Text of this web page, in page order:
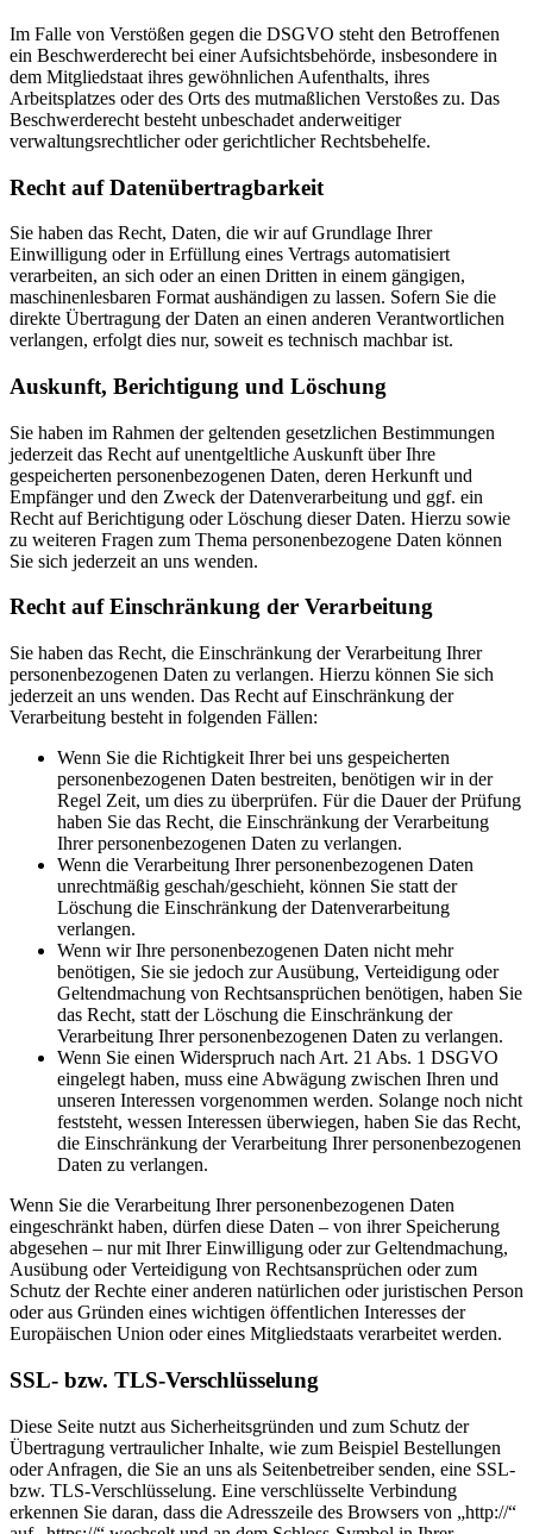
Im Falle von Verstößen gegen die DSGVO steht den Betroffenen
ein Beschwerderecht bei einer Aufsichtsbehörde, insbesondere in
dem Mitgliedstaat ihres gewöhnlichen Aufenthalts, ihres
Arbeitsplatzes oder des Orts des mutmaßlichen Verstoßes zu. Das
Beschwerderecht besteht unbeschadet anderweitiger
verwaltungsrechtlicher oder gerichtlicher Rechtsbehelfe.
Recht auf Daten­übertrag­barkeit
Sie haben das Recht, Daten, die wir auf Grundlage Ihrer
Einwilligung oder in Erfüllung eines Vertrags automatisiert
verarbeiten, an sich oder an einen Dritten in einem gängigen,
maschinenlesbaren Format aushändigen zu lassen. Sofern Sie die
direkte Übertragung der Daten an einen anderen Verantwortlichen
verlangen, erfolgt dies nur, soweit es technisch machbar ist.
Auskunft, Berichtigung und Löschung
Sie haben im Rahmen der geltenden gesetzlichen Bestimmungen
jederzeit das Recht auf unentgeltliche Auskunft über Ihre
gespeicherten personenbezogenen Daten, deren Herkunft und
Empfänger und den Zweck der Datenverarbeitung und ggf. ein
Recht auf Berichtigung oder Löschung dieser Daten. Hierzu sowie
zu weiteren Fragen zum Thema personenbezogene Daten können
Sie sich jederzeit an uns wenden.
Recht auf Einschränkung der Verarbeitung
Sie haben das Recht, die Einschränkung der Verarbeitung Ihrer
personenbezogenen Daten zu verlangen. Hierzu können Sie sich
jederzeit an uns wenden. Das Recht auf Einschränkung der
Verarbeitung besteht in folgenden Fällen:
Wenn Sie die Richtigkeit Ihrer bei uns gespeicherten
personenbezogenen Daten bestreiten, benötigen wir in der
Regel Zeit, um dies zu überprüfen. Für die Dauer der Prüfung
haben Sie das Recht, die Einschränkung der Verarbeitung
Ihrer personenbezogenen Daten zu verlangen.
Wenn die Verarbeitung Ihrer personenbezogenen Daten
unrechtmäßig geschah/geschieht, können Sie statt der
Löschung die Einschränkung der Datenverarbeitung
verlangen.
Wenn wir Ihre personenbezogenen Daten nicht mehr
benötigen, Sie sie jedoch zur Ausübung, Verteidigung oder
Geltendmachung von Rechtsansprüchen benötigen, haben Sie
das Recht, statt der Löschung die Einschränkung der
Verarbeitung Ihrer personenbezogenen Daten zu verlangen.
Wenn Sie einen Widerspruch nach Art. 21 Abs. 1 DSGVO
eingelegt haben, muss eine Abwägung zwischen Ihren und
unseren Interessen vorgenommen werden. Solange noch nicht
feststeht, wessen Interessen überwiegen, haben Sie das Recht,
die Einschränkung der Verarbeitung Ihrer personenbezogenen
Daten zu verlangen.
Wenn Sie die Verarbeitung Ihrer personenbezogenen Daten
eingeschränkt haben, dürfen diese Daten – von ihrer Speicherung
abgesehen – nur mit Ihrer Einwilligung oder zur Geltendmachung,
Ausübung oder Verteidigung von Rechtsansprüchen oder zum
Schutz der Rechte einer anderen natürlichen oder juristischen Person
oder aus Gründen eines wichtigen öffentlichen Interesses der
Europäischen Union oder eines Mitgliedstaats verarbeitet werden.
SSL- bzw. TLS-Verschlüsselung
Diese Seite nutzt aus Sicherheitsgründen und zum Schutz der
Übertragung vertraulicher Inhalte, wie zum Beispiel Bestellungen
oder Anfragen, die Sie an uns als Seitenbetreiber senden, eine SSL-
bzw. TLS-Verschlüsselung. Eine verschlüsselte Verbindung
erkennen Sie daran, dass die Adresszeile des Browsers von „http://“